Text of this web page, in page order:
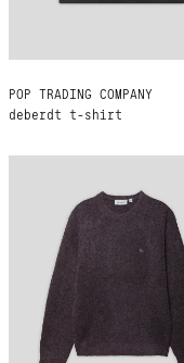
POP TRADING COMPANY
deberdt t-shirt
M XL